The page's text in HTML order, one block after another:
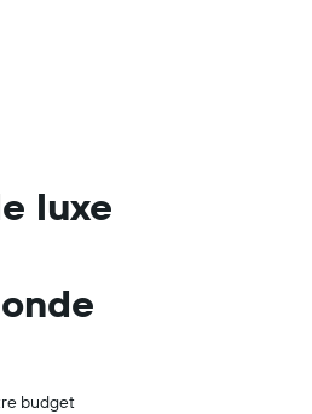
luxe
budget